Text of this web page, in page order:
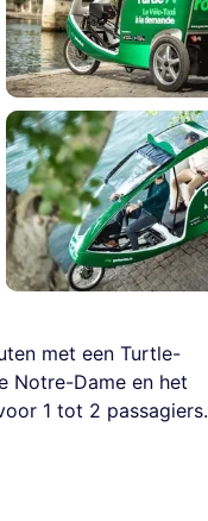
met een Turtle-
Notre-Dame en het
1 tot 2 passagiers.